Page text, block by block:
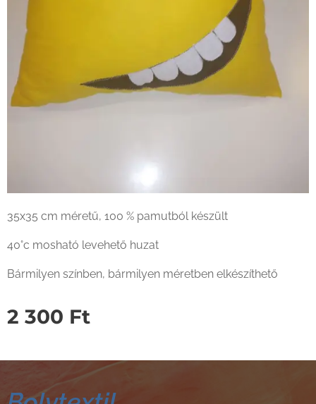
35x35 cm méretű, 100 % pamutból készült
40°c mosható levehető huzat
Bármilyen színben, bármilyen méretben elkészíthető
2 300 Ft